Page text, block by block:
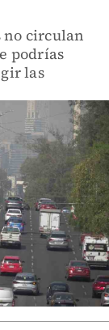
no circulan
podrías
las